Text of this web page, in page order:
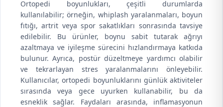
Ortopedi boyunlukları, çeşitli durumlarda
kullanılabilir; örneğin, whiplash yaralanmaları, boyun
fıtığı, artrit veya spor sakatlıkları sonrasında tavsiye
edilebilir. Bu ürünler, boynu sabit tutarak ağrıyı
azaltmaya ve iyileşme sürecini hızlandırmaya katkıda
bulunur. Ayrıca, postür düzeltmeye yardımcı olabilir
ve tekrarlayan stres yaralanmalarını önleyebilir.
Kullanıcılar, ortopedi boyunluklarını günlük aktiviteler
sırasında veya gece uyurken kullanabilir, bu da
esneklik sağlar. Faydaları arasında, inflamasyonun